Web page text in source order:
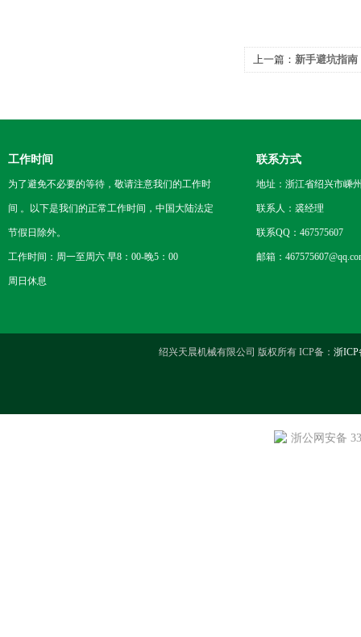
上一篇： 新手避坑指南
工作时间
为了避免不必要的等待，敬请注意我们的工作时
间 。以下是我们的正常工作时间，中国大陆法定
节假日除外。
工作时间：周一至周六 早8：00-晚5：00
周日休息
联系方式
地址：浙江省绍兴市嵊
联系人：裘经理
联系QQ：467575607
邮箱：
绍兴天晨机械有限公司 版权所有 ICP备： 浙ICP
浙公网安备